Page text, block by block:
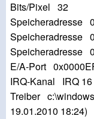
Bits/Pixel 32
Speicheradresse
Speicheradresse
Speicheradresse
E/A-Port
IRQ-Kanal IRQ 16
Treiber
19.01.2010 18:24)